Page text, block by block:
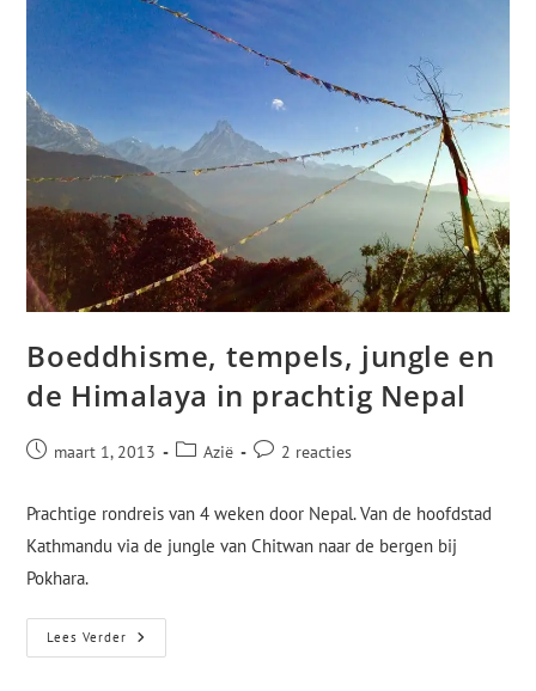
Boeddhisme, tempels, jungle en
de Himalaya in prachtig Nepal
maart 1, 2013 Azië 2 reacties
Prachtige rondreis van 4 weken door Nepal. Van de hoofdstad
Kathmandu via de jungle van Chitwan naar de bergen bij
Pokhara.
Lees Verder